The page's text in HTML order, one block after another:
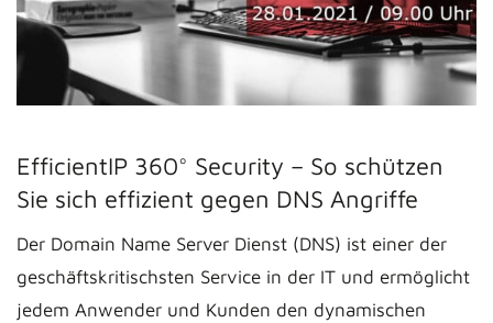
EfficientIP 360° Security – So schützen
Sie sich effizient gegen DNS Angriffe
Der Domain Name Server Dienst (DNS) ist einer der
geschäftskritischsten Service in der IT und ermöglicht
jedem Anwender und Kunden den dynamischen